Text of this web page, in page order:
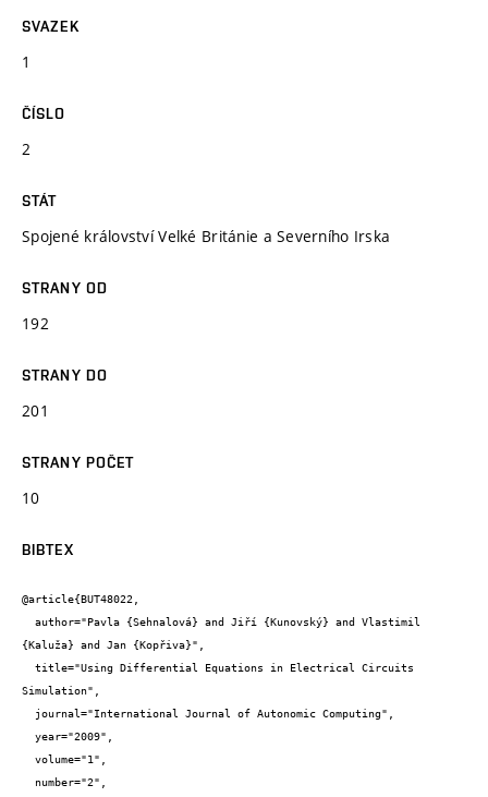
SVAZEK
1
ČÍSLO
2
STÁT
Spojené království Velké Británie a Severního Irska
STRANY OD
192
STRANY DO
201
STRANY POČET
10
BIBTEX
@article{BUT48022,
{Kaluža} and Jan {Kopřiva}",
Simulation",